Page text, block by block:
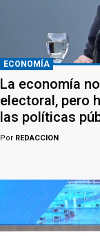
ECONOMÍA
La economía
electoral, pero
las políticas
Por REDACCION